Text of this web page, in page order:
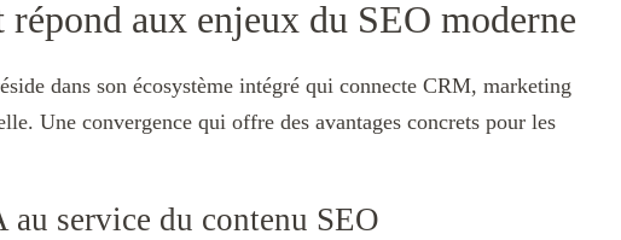
aux enjeux du SEO moderne
dans son écosystème intégré qui connecte CRM, marketing
Une convergence qui offre des avantages concrets pour les
au service du contenu SEO